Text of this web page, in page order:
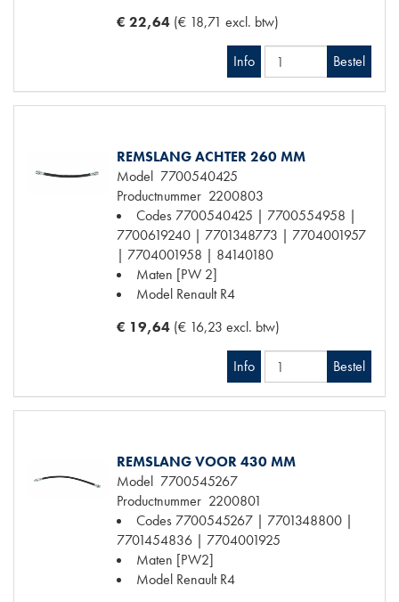
€ 22,64 (€ 18,71 excl. btw)
Info Bestel
REMSLANG ACHTER 260 MM
Model 7700540425
Productnummer 2200803
Codes 7700540425 | 7700554958 |
7700619240 | 7701348773 | 7704001957
| 7704001958 | 84140180
Maten [PW 2]
Model Renault R4
€ 19,64 (€ 16,23 excl. btw)
Info Bestel
REMSLANG VOOR 430 MM
Model 7700545267
Productnummer 2200801
Codes 7700545267 | 7701348800 |
7701454836 | 7704001925
Maten [PW2]
Model Renault R4